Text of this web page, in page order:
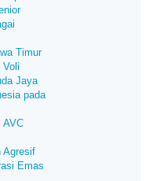
Timur
Jaya
pada
AVC
Agresif
Emas